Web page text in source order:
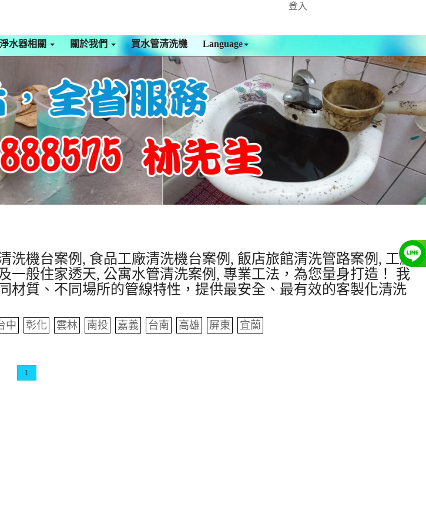
登入
淨水器相關 關於我們 買水管清洗機 Language
洗機台案例, 食品工廠清洗機台案例, 飯店旅館清洗管路案例, 工廠
一般住家透天, 公寓水管清洗案例, 專業工法，為您量身打造！ 我
材質、不同場所的管線特性，提供最安全、最有效的客製化清洗
中 彰化 雲林 南投 嘉義 台南 高雄 屏東
宜蘭
1